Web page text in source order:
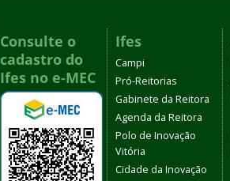
Consulte o
cadastro do
Ifes no e-MEC
Ifes
Campi
Pró-Reitorias
Gabinete da Reitora
Agenda da Reitora
Polo de Inovação
Vitória
Cidade da Inovação